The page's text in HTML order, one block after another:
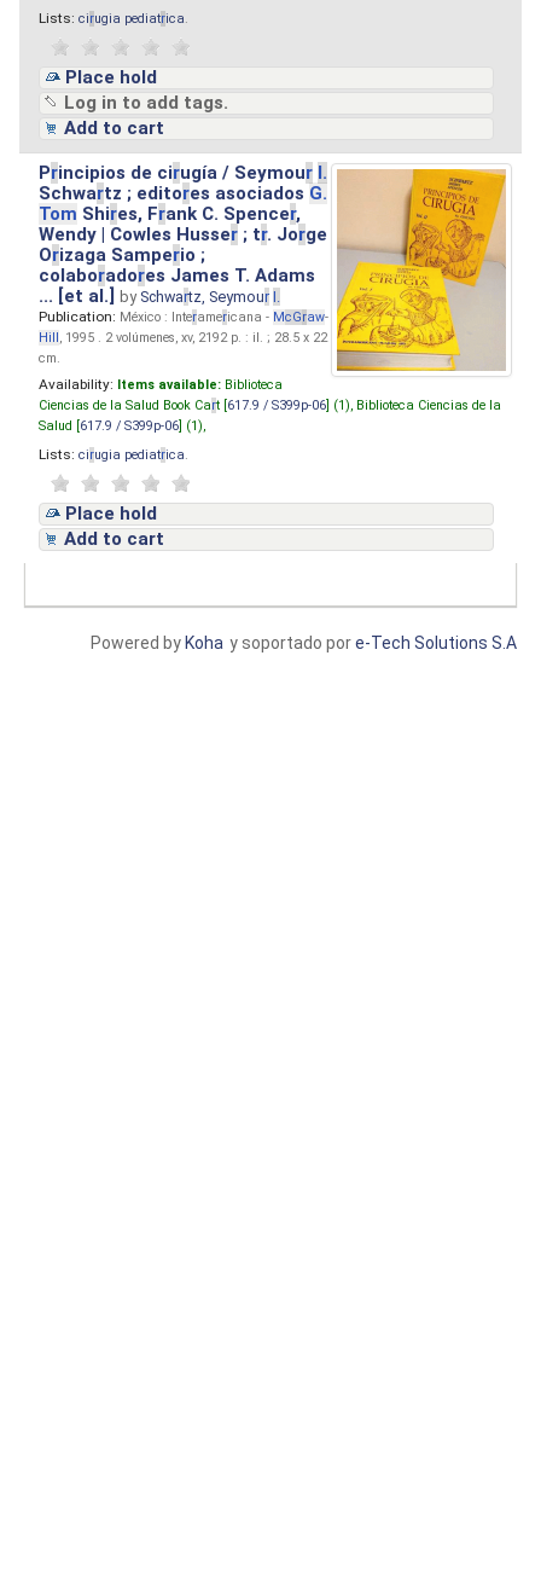
Lists: cirugia pediatrica
Place hold
Log in to add tags.
Add to cart
Principios de cirugía / Seymour I.
Schwartz ; editores asociados G.
Tom Shires, Frank C. Spencer,
Wendy | Cowles Husser ; tr. Jorge
Orizaga Samperio ;
colaboradores James T. Adams
... [et al.]by Schwartz, Seymour I.
Publication: México : Interamericana - McGraw-
Hill, 1995 . 2 volúmenes, xv, 2192 p. : il. ; 28.5 x 22
cm.
Availability: Items available: Biblioteca
Ciencias de la Salud Book Cart [ 617.9 / S399p-06 ] (1), Biblioteca Ciencias de la
Salud [ 617.9 / S399p-06 ] (1),
Lists: cirugia pediatrica
Place hold
Add to cart
y soportado pore-Tech Solutions S.A
Powered by Koha